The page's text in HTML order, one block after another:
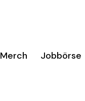
Merch Jobbörse